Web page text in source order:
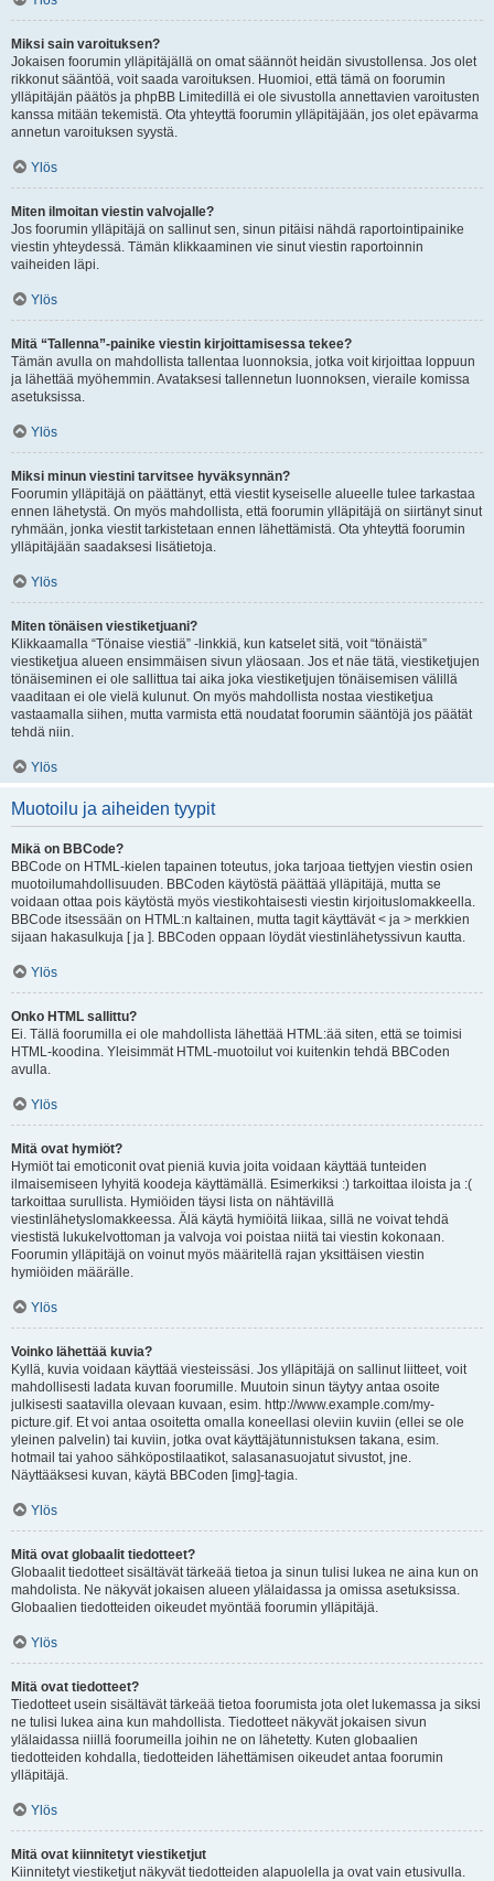
Miksi sain varoituksen?
Jokaisen foorumin ylläpitäjällä on omat säännöt heidän sivustollensa. Jos olet
rikkonut sääntöä, voit saada varoituksen. Huomioi, että tämä on foorumin
ylläpitäjän päätös ja phpBB Limitedillä ei ole sivustolla annettavien varoitusten
kanssa mitään tekemistä. Ota yhteyttä foorumin ylläpitäjään, jos olet epävarma
annetun varoituksen syystä.
Ylös
Miten ilmoitan viestin valvojalle?
Jos foorumin ylläpitäjä on sallinut sen, sinun pitäisi nähdä raportointipainike
viestin yhteydessä. Tämän klikkaaminen vie sinut viestin raportoinnin
vaiheiden läpi.
Ylös
Mitä “Tallenna”-painike viestin kirjoittamisessa tekee?
Tämän avulla on mahdollista tallentaa luonnoksia, jotka voit kirjoittaa loppuun
ja lähettää myöhemmin. Avataksesi tallennetun luonnoksen, vieraile komissa
asetuksissa.
Ylös
Miksi minun viestini tarvitsee hyväksynnän?
Foorumin ylläpitäjä on päättänyt, että viestit kyseiselle alueelle tulee tarkastaa
ennen lähetystä. On myös mahdollista, että foorumin ylläpitäjä on siirtänyt sinut
ryhmään, jonka viestit tarkistetaan ennen lähettämistä. Ota yhteyttä foorumin
ylläpitäjään saadaksesi lisätietoja.
Ylös
Miten tönäisen viestiketjuani?
Klikkaamalla “Tönaise viestiä” -linkkiä, kun katselet sitä, voit “tönäistä”
viestiketjua alueen ensimmäisen sivun yläosaan. Jos et näe tätä, viestiketjujen
tönäiseminen ei ole sallittua tai aika joka viestiketjujen tönäisemisen välillä
vaaditaan ei ole vielä kulunut. On myös mahdollista nostaa viestiketjua
vastaamalla siihen, mutta varmista että noudatat foorumin sääntöjä jos päätät
tehdä niin.
Ylös
Muotoilu ja aiheiden tyypit
Mikä on BBCode?
BBCode on HTML-kielen tapainen toteutus, joka tarjoaa tiettyjen viestin osien
muotoilumahdollisuuden. BBCoden käytöstä päättää ylläpitäjä, mutta se
voidaan ottaa pois käytöstä myös viestikohtaisesti viestin kirjoituslomakkeella.
BBCode itsessään on HTML:n kaltainen, mutta tagit käyttävät < ja > merkkien
sijaan hakasulkuja [ ja ]. BBCoden oppaan löydät viestinlähetyssivun kautta.
Ylös
Onko HTML sallittu?
Ei. Tällä foorumilla ei ole mahdollista lähettää HTML:ää siten, että se toimisi
HTML-koodina. Yleisimmät HTML-muotoilut voi kuitenkin tehdä BBCoden
avulla.
Ylös
Mitä ovat hymiöt?
Hymiöt tai emoticonit ovat pieniä kuvia joita voidaan käyttää tunteiden
ilmaisemiseen lyhyitä koodeja käyttämällä. Esimerkiksi :) tarkoittaa iloista ja :(
tarkoittaa surullista. Hymiöiden täysi lista on nähtävillä
viestinlähetyslomakkeessa. Älä käytä hymiöitä liikaa, sillä ne voivat tehdä
viestistä lukukelvottoman ja valvoja voi poistaa niitä tai viestin kokonaan.
Foorumin ylläpitäjä on voinut myös määritellä rajan yksittäisen viestin
hymiöiden määrälle.
Ylös
Voinko lähettää kuvia?
Kyllä, kuvia voidaan käyttää viesteissäsi. Jos ylläpitäjä on sallinut liitteet, voit
mahdollisesti ladata kuvan foorumille. Muutoin sinun täytyy antaa osoite
julkisesti saatavilla olevaan kuvaan, esim. http://www.example.com/my-
picture.gif. Et voi antaa osoitetta omalla koneellasi oleviin kuviin (ellei se ole
yleinen palvelin) tai kuviin, jotka ovat käyttäjätunnistuksen takana, esim.
hotmail tai yahoo sähköpostilaatikot, salasanasuojatut sivustot, jne.
Näyttääksesi kuvan, käytä BBCoden [img]-tagia.
Ylös
Mitä ovat globaalit tiedotteet?
Globaalit tiedotteet sisältävät tärkeää tietoa ja sinun tulisi lukea ne aina kun on
mahdolista. Ne näkyvät jokaisen alueen ylälaidassa ja omissa asetuksissa.
Globaalien tiedotteiden oikeudet myöntää foorumin ylläpitäjä.
Ylös
Mitä ovat tiedotteet?
Tiedotteet usein sisältävät tärkeää tietoa foorumista jota olet lukemassa ja siksi
ne tulisi lukea aina kun mahdollista. Tiedotteet näkyvät jokaisen sivun
ylälaidassa niillä foorumeilla joihin ne on lähetetty. Kuten globaalien
tiedotteiden kohdalla, tiedotteiden lähettämisen oikeudet antaa foorumin
ylläpitäjä.
Ylös
Mitä ovat kiinnitetyt viestiketjut
Kiinnitetyt viestiketjut näkyvät tiedotteiden alapuolella ja ovat vain etusivulla.